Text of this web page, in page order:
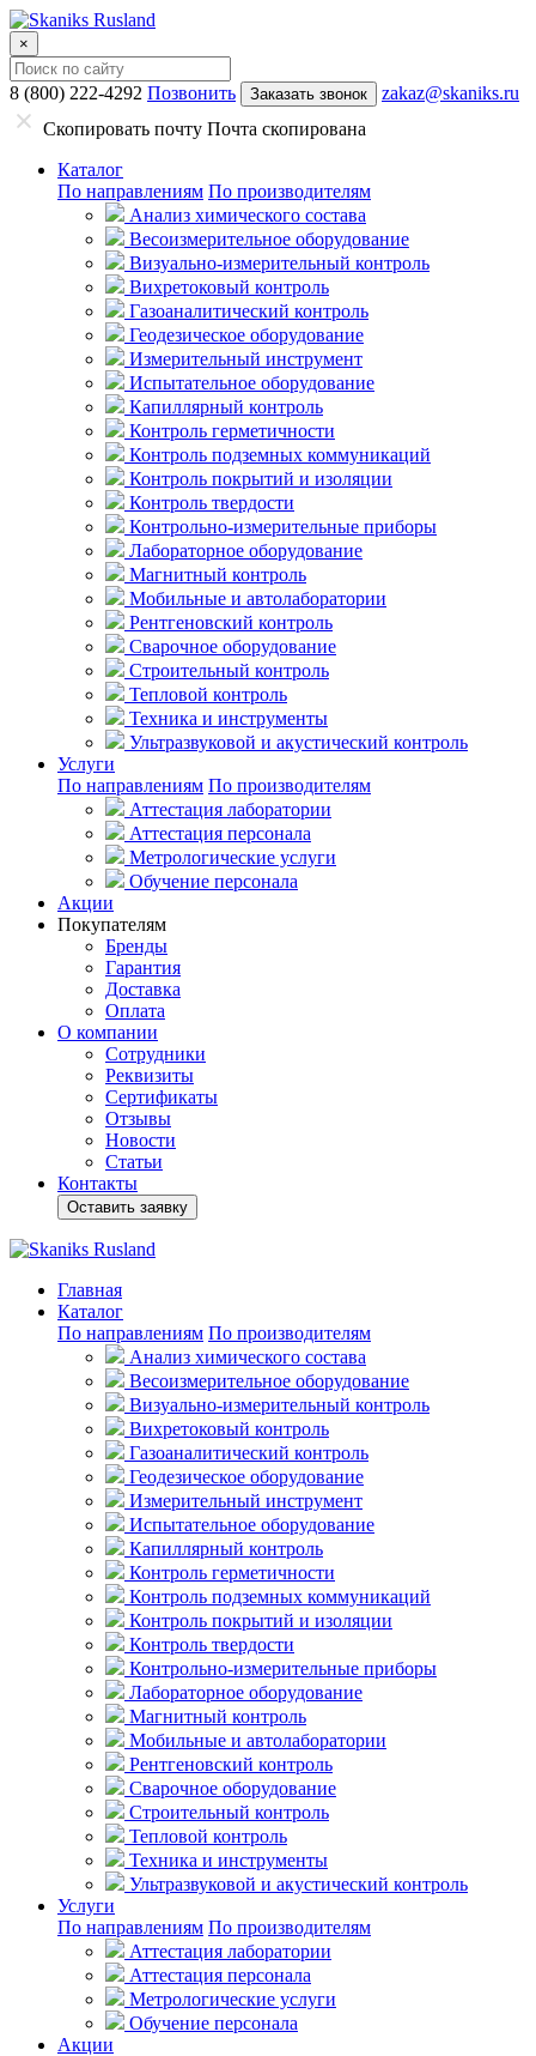
×
8 (800) 222-4292 Позвонить Заказать звонок
zakaz@skaniks.ru
Скопировать почту Почта скопирована
Каталог
По направлениям По производителям
Анализ химического состава
Весоизмерительное оборудование
Визуально-измерительный контроль
Вихретоковый контроль
Газоаналитический контроль
Геодезическое оборудование
Измерительный инструмент
Испытательное оборудование
Капиллярный контроль
Контроль герметичности
Контроль подземных коммуникаций
Контроль покрытий и изоляции
Контроль твердости
Контрольно-измерительные приборы
Лабораторное оборудование
Магнитный контроль
Мобильные и автолаборатории
Рентгеновский контроль
Сварочное оборудование
Строительный контроль
Тепловой контроль
Техника и инструменты
Ультразвуковой и акустический контроль
Услуги
По направлениям По производителям
Аттестация лаборатории
Аттестация персонала
Метрологические услуги
Обучение персонала
Акции
Покупателям
Бренды
Гарантия
Доставка
Оплата
О компании
Сотрудники
Реквизиты
Сертификаты
Отзывы
Новости
Статьи
Контакты
Оставить заявку
Главная
Каталог
По направлениям По производителям
Анализ химического состава
Весоизмерительное оборудование
Визуально-измерительный контроль
Вихретоковый контроль
Газоаналитический контроль
Геодезическое оборудование
Измерительный инструмент
Испытательное оборудование
Капиллярный контроль
Контроль герметичности
Контроль подземных коммуникаций
Контроль покрытий и изоляции
Контроль твердости
Контрольно-измерительные приборы
Лабораторное оборудование
Магнитный контроль
Мобильные и автолаборатории
Рентгеновский контроль
Сварочное оборудование
Строительный контроль
Тепловой контроль
Техника и инструменты
Ультразвуковой и акустический контроль
Услуги
По направлениям По производителям
Аттестация лаборатории
Аттестация персонала
Метрологические услуги
Обучение персонала
Акции